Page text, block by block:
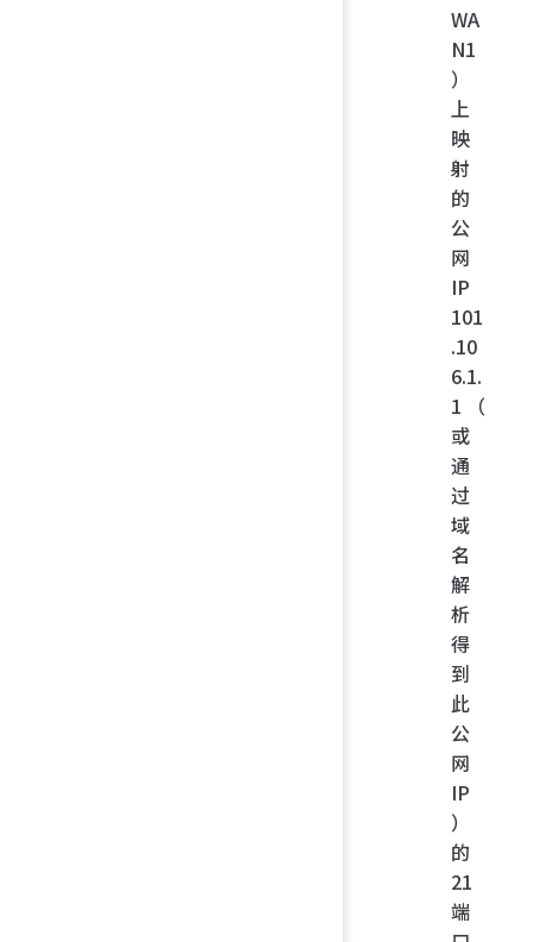
WA
N1
）
上
映
射
的
公
网
IP
101
.10
6.1.
1（
或
通
过
域
名
解
析
得
到
此
公
网
IP
）
的
21
端